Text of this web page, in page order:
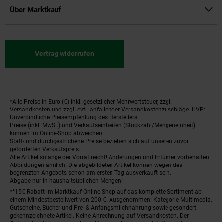
Über Marktkauf
Vertrag widerrufen
Fußnoten
*Alle Preise in Euro (€) inkl. gesetzlicher Mehrwertsteuer, zzgl.
Versandkosten und zzgl. evtl. anfallender Versandkostenzuschläge. UVP:
Unverbindliche Preisempfehlung des Herstellers.
Preise (inkl. MwSt.) und Verkaufseinheiten (Stückzahl/Mengeneinheit)
können im Online-Shop abweichen.
Statt- und durchgestrichene Preise beziehen sich auf unseren zuvor
geforderten Verkaufspreis.
Alle Artikel solange der Vorrat reicht! Änderungen und Irrtümer vorbehalten.
Abbildungen ähnlich. Die abgebildeten Artikel können wegen des
begrenzten Angebots schon am ersten Tag ausverkauft sein.
Abgabe nur in haushaltsüblichen Mengen!
**15€ Rabatt im Marktkauf Online-Shop auf das komplette Sortiment ab
einem Mindestbestellwert von 200 €. Ausgenommen: Kategorie Multimedia,
Gutscheine, Bücher und Pre- & Anfangsmilchnahrung sowie gesondert
gekennzeichnete Artikel. Keine Anrechnung auf Versandkosten. Der